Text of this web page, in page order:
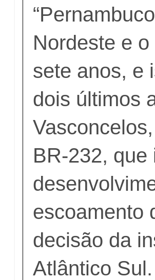
Nordeste e
sete anos, e
dois últimos
BR-232,
escoamento
decisão da
Atlântico